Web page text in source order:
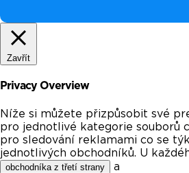
Zavřít
Privacy Overview
Níže si můžete přizpůsobit své
pro jednotlivé kategorie souborů
pro sledování reklamami co se
jednotlivých obchodníků. U
obchodníka z třetí strany a